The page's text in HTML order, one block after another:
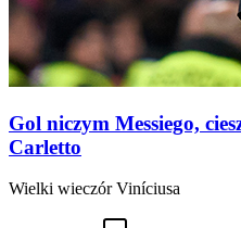
Gol niczym Messiego,
Carletto
Wielki wieczór Viníciusa